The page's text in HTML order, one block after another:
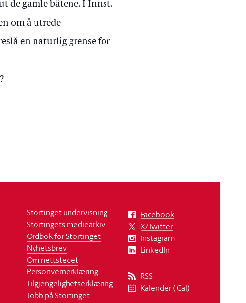
de gamle båtene. I Innst.
om å utrede
en naturlig grense for
Stortinget undervisning
Stortingets mediearkiv
Ordbok for Stortinget
Nyhetsbrev
Om nettstedet
Personvernerklæring
Tilgjengelighetserklæring
Jobb på Stortinget
Facebook
X/Twitter
Instagram
LinkedIn
RSS
Kalender (iCal)